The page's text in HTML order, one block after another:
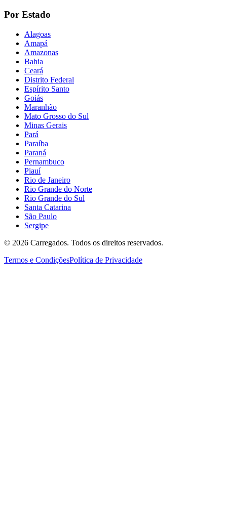
Por Estado
Alagoas
Amapá
Amazonas
Bahia
Ceará
Distrito Federal
Espírito Santo
Goiás
Maranhão
Mato Grosso do Sul
Minas Gerais
Pará
Paraíba
Paraná
Pernambuco
Piauí
Rio de Janeiro
Rio Grande do Norte
Rio Grande do Sul
Santa Catarina
São Paulo
Sergipe
© 2026 Carregados. Todos os direitos reservados.
Termos e CondiçõesPolítica de Privacidade